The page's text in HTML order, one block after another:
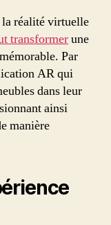
la réalité virtuelle
transformerune
Par
AR qui
dans leur
ainsi
manière